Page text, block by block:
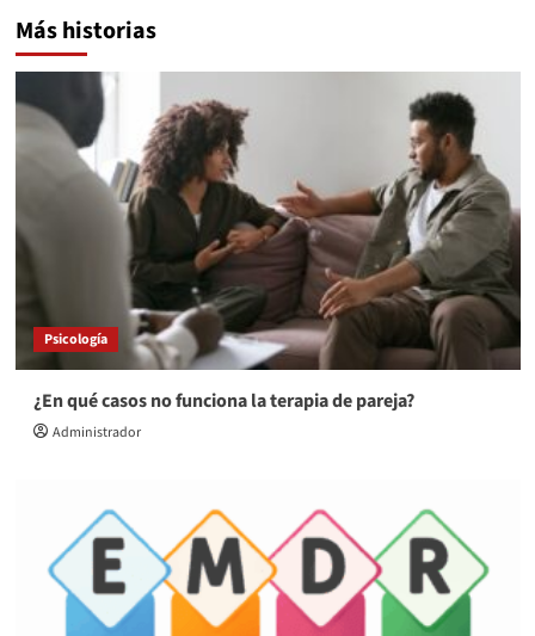
Más historias
Psicología
¿En qué casos no funciona la terapia de pareja?
Administrador